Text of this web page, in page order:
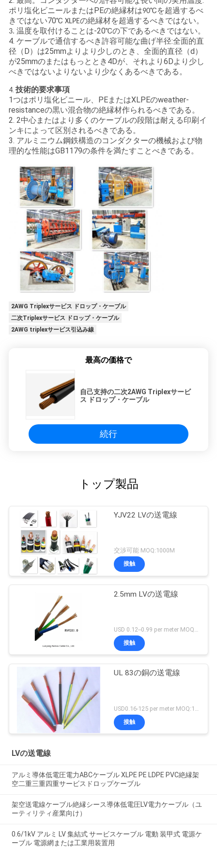
し
な
さ
い
地
図
PRIVACY
POLICY
ポリ塩化ビニールまたはPEの絶縁材は90℃を超過するべ
きではない70℃ XLPEの絶縁材を超過するべきではない。
3. 温度を取付けることは-20℃の下であるべきではない。
4. ケーブルで通信するべき許容可能な曲げ半径:全面的直
径（D）は25mmよりより少しのとき、全面的直径（d）
が25mmのまたはもっととき4Dが、それより6Dより少し
べきではないよりないより少なくあるべきである。
4. 技術的要求事項
1つはポリ塩化ビニール、PEまたはXLPEのweather-
resistanceの黒い混合物の絶縁材作られるべきである。
2. 2中心またはより多くのケーブルの段階は耐える印刷イ
ンキによって区別されるべきである。
3. アルミニウム鋼鉄構造のコンダクターの機械および物
理的な性能はGB1179の条件を満たすことべきである。
2AWG Triplexサービス ドロップ・ケーブル
二次Triplexサービス ドロップ・ケーブル
2AWG triplexサービス引込み線
最高の価格で
自己支持の二次2AWG Triplexサービ
ス ドロップ・ケーブル
続行
トップ製品
YJV22 LVの送電線
交渉可能 MOQ:1000M
接触
2.5mm LVの送電線
USD 0.12--0.99 per meter MOQ:1000M
接触
UL 83の銅の送電線
USD0.16-125 per meter MOQ:1000M
接触
LVの送電線
アルミ導体低電圧電力ABCケーブル XLPE PE LDPE PVC絶縁架
空二重三重四重サービスドロップケーブル
架空送電線ケーブル絶縁シース導体低電圧LV電力ケーブル（ユ
ーティリティ産業向け）
0.6/1kV アルミ LV 集結式 サービスケーブル 電動 装甲式 電源ケ
ーブル 電源網または工業用装置用